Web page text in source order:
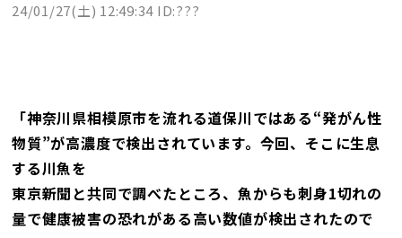
24/01/27(土) 12:49:34 ID:???
「神奈川県相模原市を流れる道保川ではある“発がん性
物質”が高濃度で検出されています。今回、そこに生息
する川魚を
東京新聞と共同で調べたところ、魚からも刺身1切れの
量で健康被害の恐れがある高い数値が検出されたので